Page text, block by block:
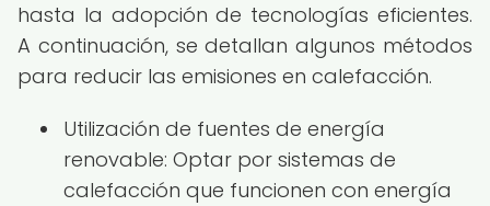
hasta la adopción de tecnologías eficientes.
A continuación, se detallan algunos métodos
para reducir las emisiones en calefacción.
Utilización de fuentes de energía
renovable: Optar por sistemas de
calefacción que funcionen con energía